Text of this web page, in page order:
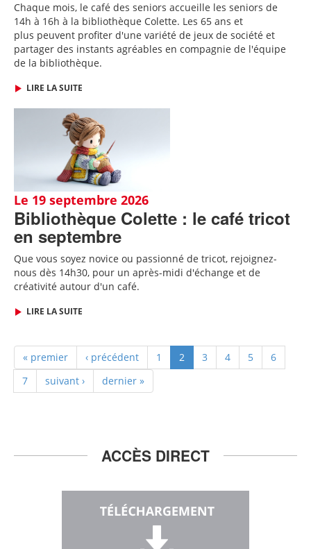
Chaque mois, le café des seniors accueille les seniors de
14h à 16h à la bibliothèque Colette. Les 65 ans et
plus peuvent profiter d'une variété de jeux de société et
partager des instants agréables en compagnie de l'équipe
de la bibliothèque.
LIRE LA SUITE
Le 19 septembre 2026
Bibliothèque Colette : le café tricot
en septembre
Que vous soyez novice ou passionné de tricot, rejoignez-
nous dès 14h30, pour un après-midi d'échange et de
créativité autour d'un café.
LIRE LA SUITE
« premier ‹ précédent 1 2 3 4 5
6
7
suivant › dernier »
ACCÈS DIRECT